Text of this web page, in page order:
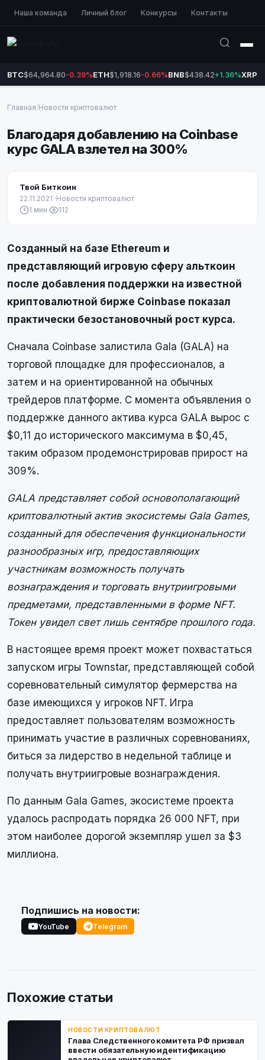
Наша команда Личный блог Конкурсы Контакты
BTC$64,964.80-0.39%ETH$1,918.16-0.66%BNB$438.42+1.36%XRP
Главная/Новости криптовалют
Благодаря добавлению на Coinbase
курс GALA взлетел на 300%
Твой Биткоин
22.11.2021 ·Новости криптовалют
1 мин.
112
Созданный на базе Ethereum и
представляющий игровую сферу альткоин
после добавления поддержки на известной
криптовалютной бирже Coinbase показал
практически безостановочный рост курса.
Сначала Coinbase залистила Gala (GALA) на
торговой площадке для профессионалов, а
затем и на ориентированной на обычных
трейдеров платформе. С момента объявления о
поддержке данного актива курса GALA вырос с
$0,11 до исторического максимума в $0,45,
таким образом продемонстрировав прирост на
309%.
GALA представляет собой основополагающий
криптовалютный актив экосистемы Gala Games,
созданный для обеспечения функциональности
разнообразных игр, предоставляющих
участникам возможность получать
вознаграждения и торговать внутриигровыми
предметами, представленными в форме NFT.
Токен увидел свет лишь сентябре прошлого года.
В настоящее время проект может похвастаться
запуском игры Townstar, представляющей собой
соревновательный симулятор фермерства на
базе имеющихся у игроков NFT. Игра
предоставляет пользователям возможность
принимать участие в различных соревнованиях,
биться за лидерство в недельной таблице и
получать внутриигровые вознаграждения.
По данным Gala Games, экосистеме проекта
удалось распродать порядка 26 000 NFT, при
этом наиболее дорогой экземпляр ушел за $3
миллиона.
Подпишись на новости:
YouTube Telegram
Похожие статьи
НОВОСТИ КРИПТОВАЛЮТ
Глава Следственного комитета РФ призвал
ввести обязательную идентификацию